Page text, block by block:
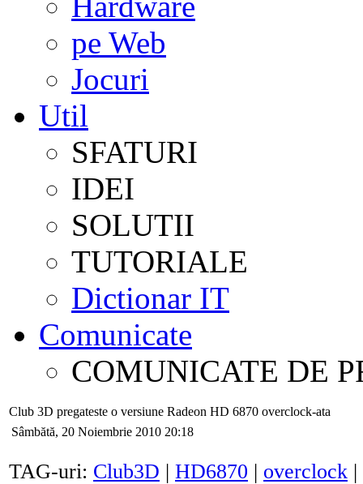
pe Web
Jocuri
Util
SFATURI
IDEI
SOLUTII
TUTORIALE
Dictionar IT
Comunicate
COMUNICATE DE
Club 3D pregateste o versiune Radeon HD 6870 overclock-ata
Sâmbătă, 20 Noiembrie 2010 20:18
TAG-uri: Club3D | HD6870 | overclock |